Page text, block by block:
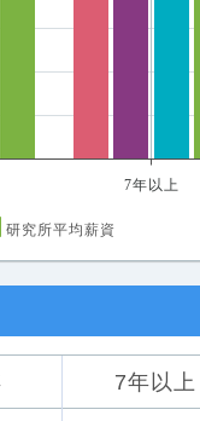
7年以上
研究所平均薪資
7年以上